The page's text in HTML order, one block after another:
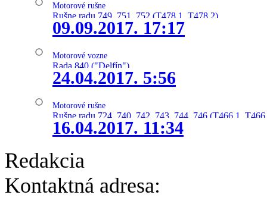
Motorové rušne
Rušne radu 749, 751, 752 (T478.1, T478.2)
09.09.2017. 17:17
Motorové vozne
Rada 840 ("Delfín")
24.04.2017. 5:56
Motorové rušne
Rušne radu 724, 740, 742, 743, 744, 746 (T466.1,
16.04.2017. 11:34
Redakcia
Kontaktná adresa: